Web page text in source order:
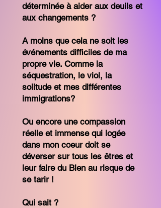
déterminée à aider aux deuils et
aux changements ?
A moins que cela ne soit les
événements difficiles de ma
propre vie. Comme la
séquestration, le viol, la
solitude et mes différentes
immigrations?
Ou encore une compassion
réelle et immense qui logée
dans mon coeur doit se
déverser sur tous les êtres et
leur faire du Bien au risque de
se tarir !
Qui sait ?